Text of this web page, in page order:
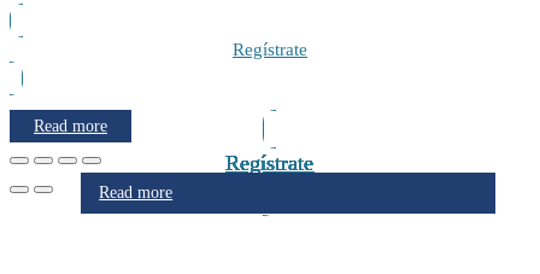
Regístrate
Regístrate
Read more
Regístrate
Regístrate
Read more
Regístrate
Regístrate
Read more
Regístrate
Regístrate
Read more
Regístrate
Read more